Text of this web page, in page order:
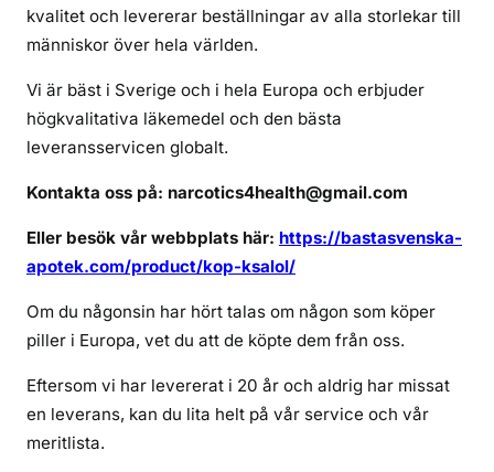
l
k
p
a
l
kvalitet och levererar beställningar av alla storlekar till
människor över hela världen.
Vi är bäst i Sverige och i hela Europa och erbjuder
högkvalitativa läkemedel och den bästa
leveransservicen globalt.
Kontakta oss på: narcotics4health@gmail.com
Eller besök vår webbplats här: https://bastasvenska-
apotek.com/product/kop-ksalol/
Om du någonsin har hört talas om någon som köper
piller i Europa, vet du att de köpte dem från oss.
Eftersom vi har levererat i 20 år och aldrig har missat
en leverans, kan du lita helt på vår service och vår
meritlista.